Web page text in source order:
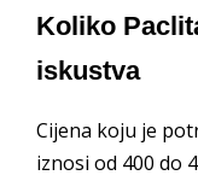
Koliko
iskustva
Cijena koju je
iznosi od 400 do